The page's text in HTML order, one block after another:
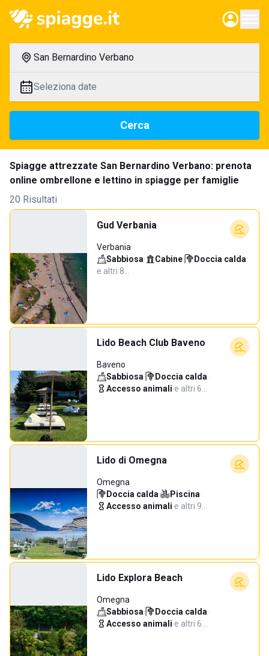
San Bernardino Verbano
Seleziona date
Cerca
Spiagge attrezzate San Bernardino Verbano: prenota
online ombrellone e lettino in spiagge per famiglie
20 Risultati
Gud Verbania
Verbania
Sabbiosa· Cabine· Doccia calda·
e altri 8…
Lido Beach Club Baveno
Baveno
Sabbiosa· Doccia calda·
Accesso animali·e altri 6…
Lido di Omegna
Omegna
Doccia calda· Piscina·
Accesso animali·e altri 9…
Lido Explora Beach
Omegna
Sabbiosa· Doccia calda·
Accesso animali·e altri 6…